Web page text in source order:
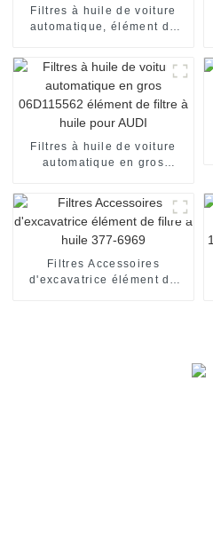
Filtres à huile de voiture
automatique, élément de
Filtres à huile de voiture
automatique en gros
Filtres Accessoires
d'excavatrice élément de